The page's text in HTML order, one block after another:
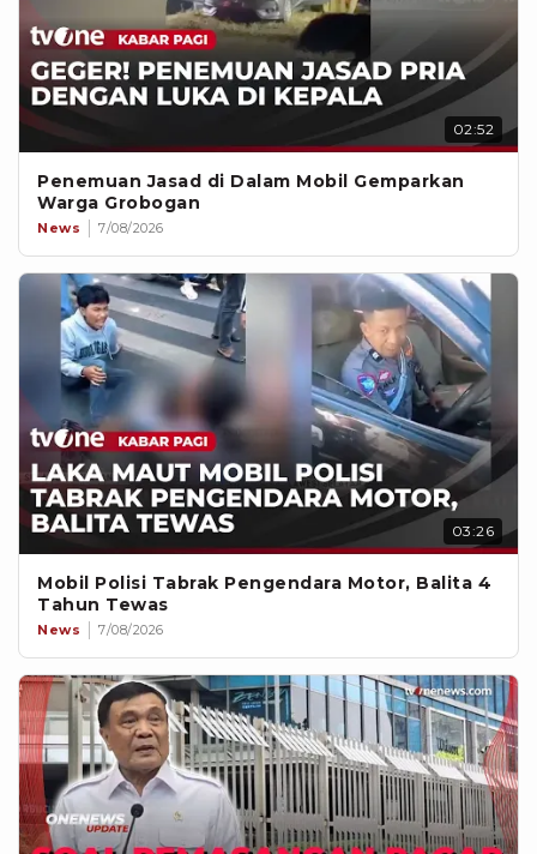
02:52
Penemuan Jasad di Dalam Mobil Gemparkan
Warga Grobogan
News 7/08/2026
03:26
Mobil Polisi Tabrak Pengendara Motor, Balita 4
Tahun Tewas
News 7/08/2026